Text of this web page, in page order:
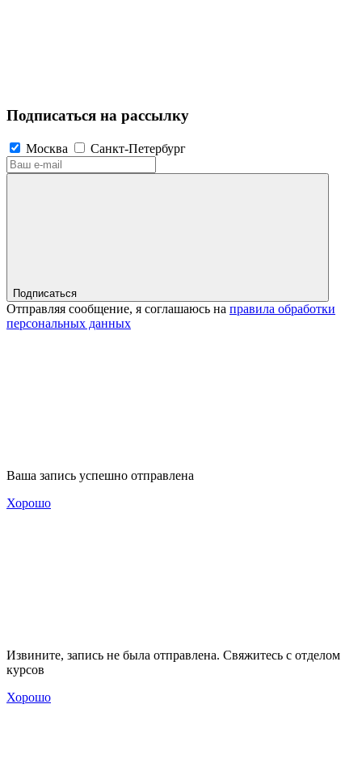
Подписаться на рассылку
Москва Санкт-Петербург
Подписаться
Отправляя сообщение, я соглашаюсь на правила обработки
персональных данных
Ваша запись успешно отправлена
Хорошо
Извините, запись не была отправлена. Свяжитесь с отделом
курсов
Хорошо